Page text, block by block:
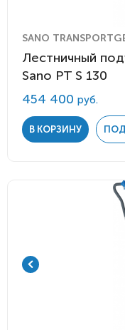
SANO
Лестничный
Sano PT S 130
454 400 руб.
В КОРЗИНУ